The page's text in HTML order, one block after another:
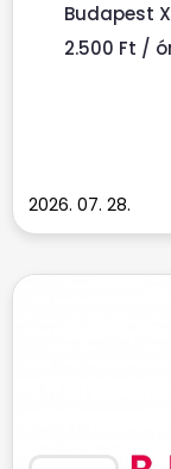
Budapest
2.500 Ft /
2026. 07. 28.